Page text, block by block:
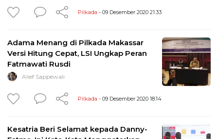
Pilkada - 09 Desember 2020 21:33
Adama Menang di Pilkada Makassar
Versi Hitung Cepat, LSI Ungkap Peran
Fatmawati Rusdi
Alief Sappewali
Pilkada - 09 Desember 2020 18:14
Kesatria Beri Selamat kepada Danny-